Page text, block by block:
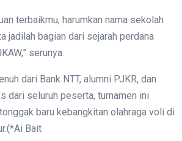
terbaikmu, harumkan nama sekolah
jadilah bagian dari sejarah perdana
serunya.
dari Bank NTT, alumni PJKR, dan
dari seluruh peserta, turnamen ini
baru kebangkitan olahraga voli di
Bait